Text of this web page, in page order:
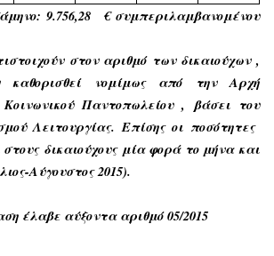
9.756,28
€ συμπεριλαμβανομένου
στον αριθμό των δικαιούχων ,
καθορισθεί νομίμως από την Αρχή
Κοινωνικού Παντοπωλείου , βάσει του
Λειτουργίας. Επίσης οι ποσότητες
δικαιούχους μία φορά το μήνα και
Αύγουστος 2015).
έλαβε αύξοντα αριθμό 05/2015